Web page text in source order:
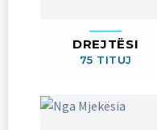
DREJTËSI
75 TITUJ